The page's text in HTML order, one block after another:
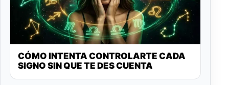
CÓMO INTENTA CONTROLARTE CADA
SIGNO SIN QUE TE DES CUENTA